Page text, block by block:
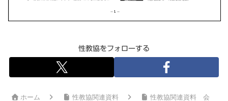
性教協をフォローする
ホーム 性教協関連資料
性教協関連資料 会